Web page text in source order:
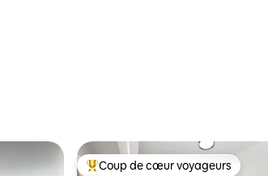
Coups de cœur voyageurs les
Coup de cœur voyageurs